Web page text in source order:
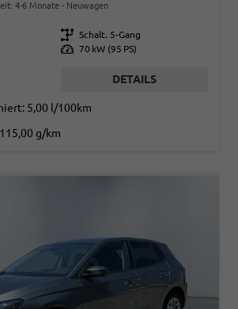
4-6 Monate Neuwagen
Getriebe Schalt. 5-Gang
Leistung 70 kW (95 PS)
DETAILS
5,00 l/100km
115,00 g/km